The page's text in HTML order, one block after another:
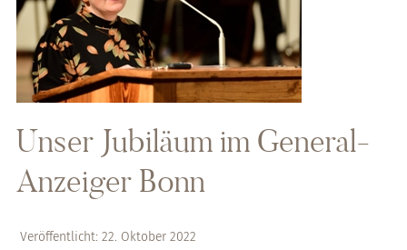
Unser Jubiläum im General-
Anzeiger Bonn
Veröffentlicht: 22. Oktober 2022